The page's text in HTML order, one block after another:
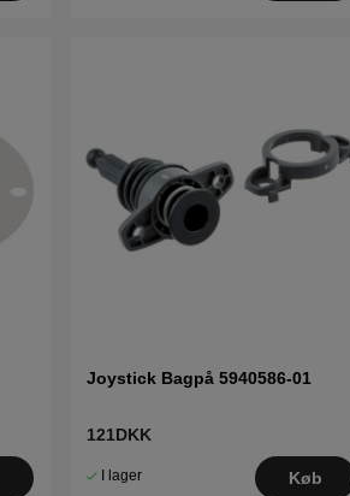
Joystick Bagpå 5940586-01
121DKK
I lager Køb